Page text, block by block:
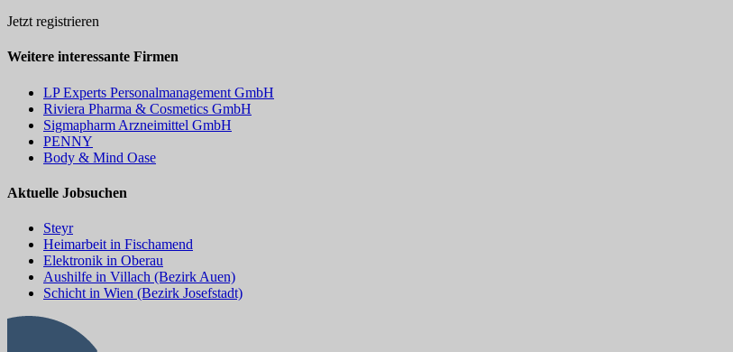
Jetzt registrieren
Weitere interessante Firmen
LP Experts Personalmanagement GmbH
Riviera Pharma & Cosmetics GmbH
Sigmapharm Arzneimittel GmbH
PENNY
Body & Mind Oase
Aktuelle Jobsuchen
Steyr
Heimarbeit in Fischamend
Elektronik in Oberau
Aushilfe in Villach (Bezirk Auen)
Schicht in Wien (Bezirk Josefstadt)